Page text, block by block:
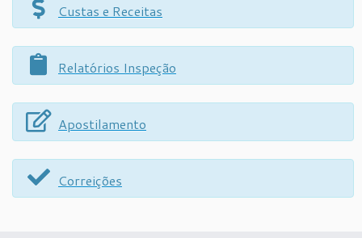
Custas e Receitas
Relatórios Inspeção
Apostilamento
Correições